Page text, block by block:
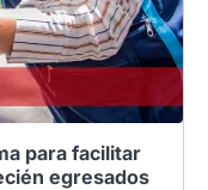
para facilitar
egresados